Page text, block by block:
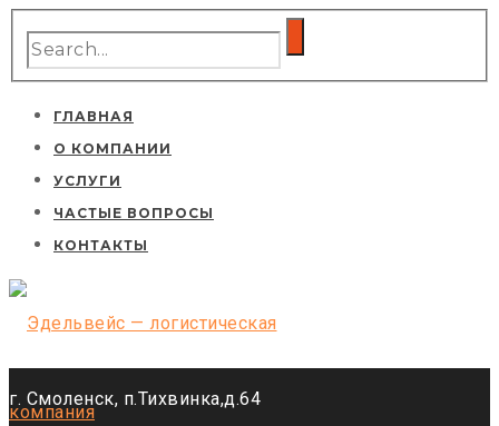
ГЛАВНАЯ
О КОМПАНИИ
УСЛУГИ
ЧАСТЫЕ ВОПРОСЫ
КОНТАКТЫ
г. Смоленск, п.Тихвинка,д.64